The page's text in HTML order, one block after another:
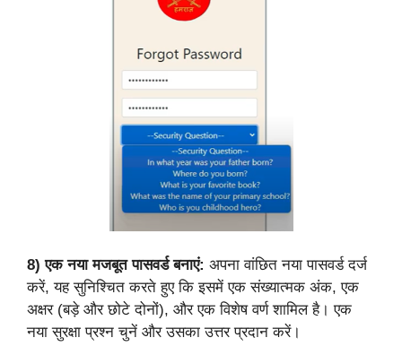
8) एक नया मजबूत पासवर्ड बनाएं: अपना वांछित नया पासवर्ड दर्ज
करें, यह सुनिश्चित करते हुए कि इसमें एक संख्यात्मक अंक, एक
अक्षर (बड़े और छोटे दोनों), और एक विशेष वर्ण शामिल है। एक
नया सुरक्षा प्रश्न चुनें और उसका उत्तर प्रदान करें।